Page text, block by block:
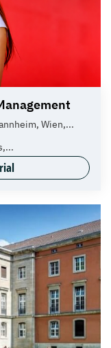
Wien,...